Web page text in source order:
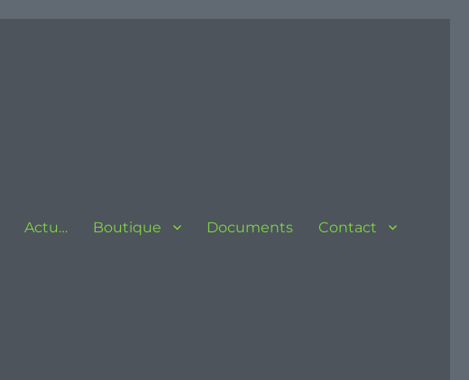
Actu… Boutique Documents Contact